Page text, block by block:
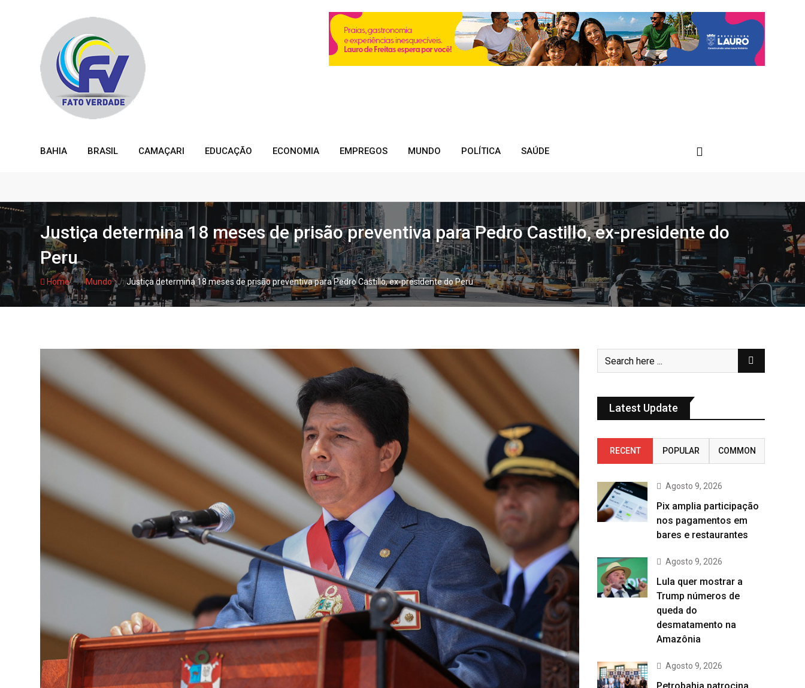
BAHIA BRASIL CAMAÇARI EDUCAÇÃO ECONOMIA EMPREGOS MUNDO POLÍTICA SAÚDE
Justiça determina 18 meses de prisão preventiva para Pedro Castillo, ex-presidente do
Peru
Home- hjMundo- hjJustiça determina 18 meses de prisão preventiva para Pedro Castillo, ex-presidente do Peru
Latest Update
RECENT POPULAR COMMON
Agosto 9, 2026
Pix amplia participação
nos pagamentos em
bares e restaurantes
Agosto 9, 2026
Lula quer mostrar a
Trump números de
queda do
desmatamento na
Amazônia
Agosto 9, 2026